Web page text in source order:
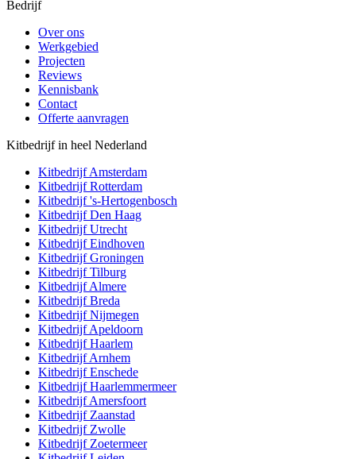
Bedrijf
Over ons
Werkgebied
Projecten
Reviews
Kennisbank
Contact
Offerte aanvragen
Kitbedrijf in heel Nederland
KitbedrijfAmsterdam
KitbedrijfRotterdam
Kitbedrijf's-Hertogenbosch
KitbedrijfDen Haag
KitbedrijfUtrecht
KitbedrijfEindhoven
KitbedrijfGroningen
KitbedrijfTilburg
KitbedrijfAlmere
KitbedrijfBreda
KitbedrijfNijmegen
KitbedrijfApeldoorn
KitbedrijfHaarlem
KitbedrijfArnhem
KitbedrijfEnschede
KitbedrijfHaarlemmermeer
KitbedrijfAmersfoort
Kitbedrijf Zaanstad
Kitbedrijf Zwolle
Kitbedrijf Zoetermeer